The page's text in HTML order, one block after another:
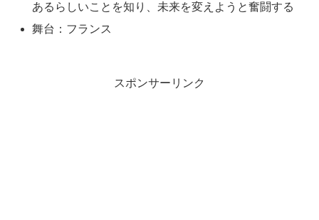
あるらしいことを知り、未来を変えようと奮闘する
舞台：フランス
スポンサーリンク